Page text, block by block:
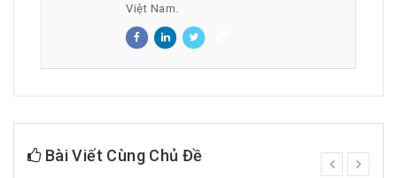
Việt Nam.
Bài Viết Cùng Chủ Đề
prev